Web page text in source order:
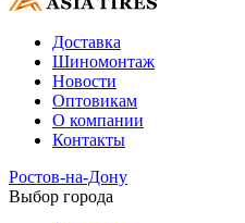
Доставка
Шиномонтаж
Новости
Оптовикам
О компании
Контакты
Ростов-на-Дону
Выбор города